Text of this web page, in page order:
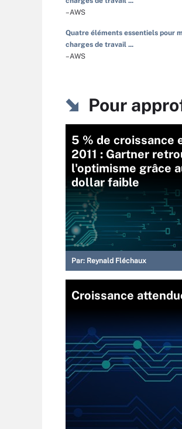
–AWS
Quatre éléments essentiels pour
charges de travail ...
–AWS
Pour
5 % de croissance
2011 : Gartner
l'optimisme grâce
dollar faible
Par: Reynald Fléchaux
Croissance